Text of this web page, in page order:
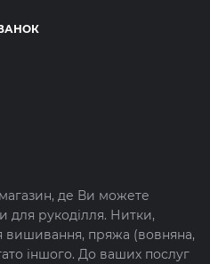
де Ви можете
для рукоділля. Нитки,
вишивання, пряжа (вовняна,
іншого. До ваших послуг